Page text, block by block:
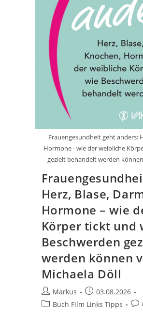
Frauengesundheit geht anders:
Hormone - wie der weibliche
gezielt behandelt werden
Herz, Blase,
Hormone – wie
Körper tickt und
Beschwerden
werden können
Michaela Döll
Beitrags-
Autor:
Markus
Beitrag
veröffentlicht:
03.08.2026
Beitrags-
Buch Film Links Tipps